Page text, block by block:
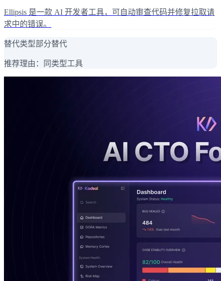
Ellipsis 是一款 AI 开发者工具，可自动审查代码并修复拉取请
求中的错误。
替代类型部分替代
推荐理由： 同类型工具